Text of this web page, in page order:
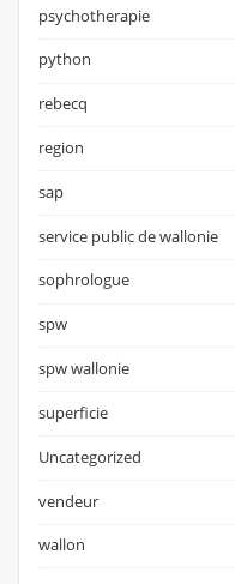
psychotherapie
python
rebecq
region
sap
service public de wallonie
sophrologue
spw
spw wallonie
superficie
Uncategorized
vendeur
wallon